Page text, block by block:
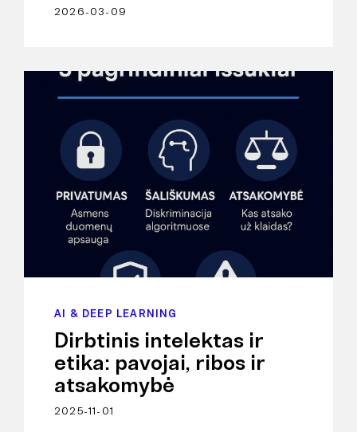
2026-03-09
AI & DEEP LEARNING
Dirbtinis intelektas ir
etika: pavojai, ribos ir
atsakomybė
2025-11-01